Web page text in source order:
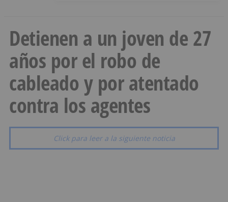
Detienen a un joven de 27
años por el robo de
cableado y por atentado
contra los agentes
Click para leer a la siguiente noticia